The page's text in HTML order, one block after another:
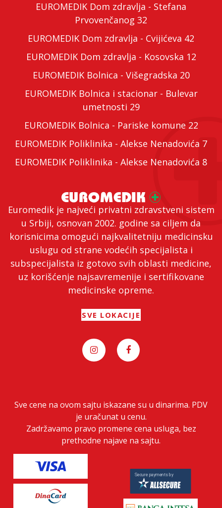
Euromedik je najveći privatni zdravstveni sistem
u Srbiji, osnovan 2002. godine sa ciljem da
korisnicima omogući najkvalitetniju medicinsku
uslugu od strane vodećih specijalista i
subspecijalista iz gotovo svih oblasti medicine,
uz korišćenje najsavremenije i sertifikovane
medicinske opreme.
SVE LOKACIJE
EUROMEDIK Dom zdravlja - Stefana
Prvovenčanog 32
EUROMEDIK Dom zdravlja - Cvijićeva 42
EUROMEDIK Dom zdravlja - Kosovska 12
EUROMEDIK Bolnica - Višegradska 20
EUROMEDIK Bolnica i stacionar - Bulevar
umetnosti 29
EUROMEDIK Bolnica - Pariske komune 22
EUROMEDIK Poliklinika - Alekse Nenadovića 7
EUROMEDIK Poliklinika - Alekse Nenadovića 8
Sve cene na ovom sajtu iskazane su u dinarima. PDV
je uračunat u cenu.
Zadržavamo pravo promene cena usluga, bez
prethodne najave na sajtu.